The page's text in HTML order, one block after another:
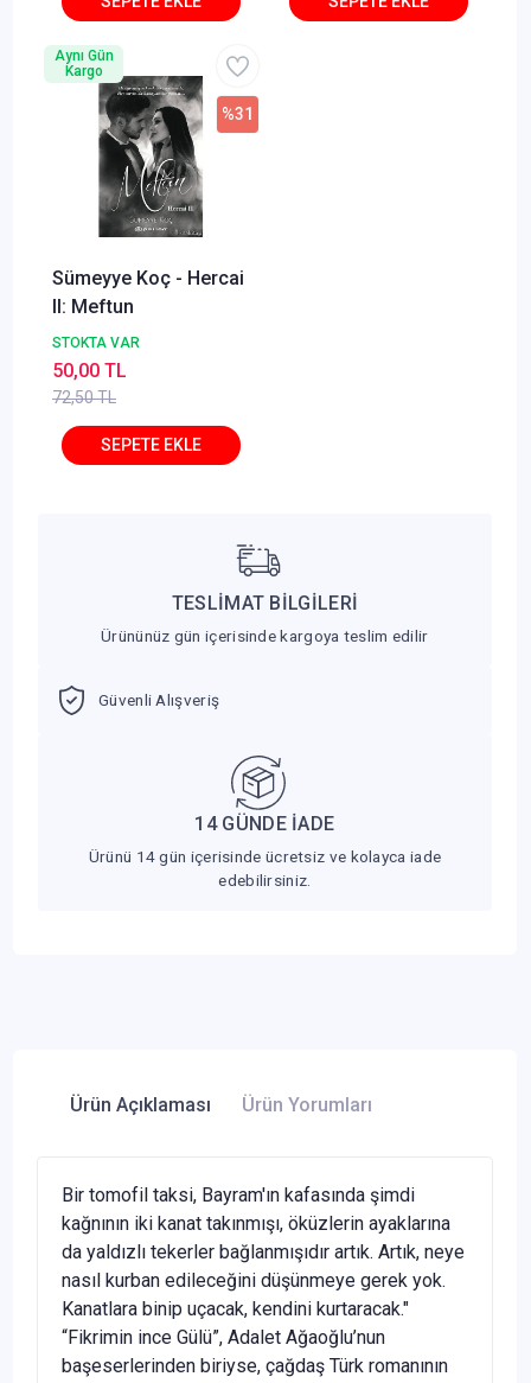
Sümeyye Koç - Hercai
II: Meftun
STOKTA VAR
72,50 TL
%31
50,00 TL
Aynı Gün
Kargo
TESLİMAT BİLGİLERİ
Ürününüz gün içerisinde kargoya teslim edilir
Güvenli Alışveriş
14 GÜNDE İADE
Ürünü 14 gün içerisinde ücretsiz ve kolayca iade
edebilirsiniz.
Ürün Açıklaması Ürün Yorumları
Bir tomofil taksi, Bayram'ın kafasında şimdi
kağnının iki kanat takınmışı, öküzlerin ayaklarına
da yaldızlı tekerler bağlanmışıdır artık. Artık, neye
nasıl kurban edileceğini düşünmeye gerek yok.
Kanatlara binip uçacak, kendini kurtaracak."
“Fikrimin ince Gülü”, Adalet Ağaoğlu’nun
başeserlerinden biriyse, çağdaş Türk romanının